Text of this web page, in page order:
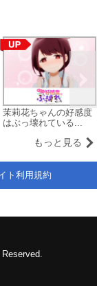
茉莉花ちゃんの好感度
はぶっ壊れている...
もっと見る
ト利用規約